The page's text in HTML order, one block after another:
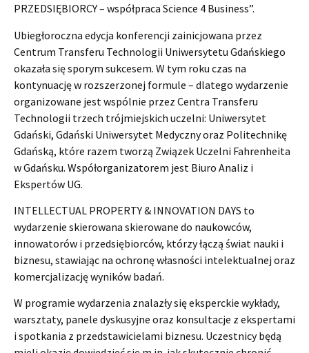
PRZEDSIĘBIORCY – współpraca Science 4 Business”.
Ubiegłoroczna edycja konferencji zainicjowana przez
Centrum Transferu Technologii Uniwersytetu Gdańskiego
okazała się sporym sukcesem. W tym roku czas na
kontynuację w rozszerzonej formule – dlatego wydarzenie
organizowane jest wspólnie przez Centra Transferu
Technologii trzech trójmiejskich uczelni: Uniwersytet
Gdański, Gdański Uniwersytet Medyczny oraz Politechnikę
Gdańską, które razem tworzą Związek Uczelni Fahrenheita
w Gdańsku. Współorganizatorem jest Biuro Analiz i
Ekspertów UG.
INTELLECTUAL PROPERTY & INNOVATION DAYS to
wydarzenie skierowana skierowane do naukowców,
innowatorów i przedsiębiorców, którzy łączą świat nauki i
biznesu, stawiając na ochronę własności intelektualnej oraz
komercjalizację wyników badań.
W programie wydarzenia znalazły się eksperckie wykłady,
warsztaty, panele dyskusyjne oraz konsultacje z ekspertami
i spotkania z przedstawicielami biznesu. Uczestnicy będą